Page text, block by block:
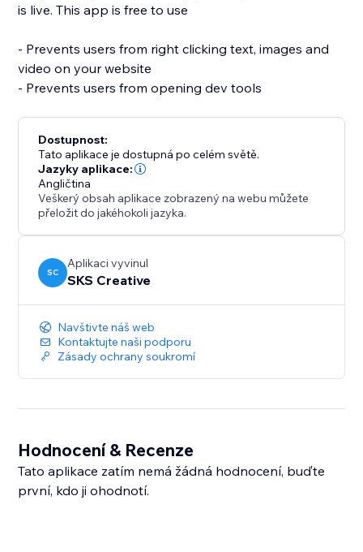
is live. This app is free to use
- Prevents users from right clicking text, images and
video on your website
- Prevents users from opening dev tools
Dostupnost:
Tato aplikace je dostupná po celém světě.
Jazyky aplikace:
Angličtina
Veškerý obsah aplikace zobrazený na webu můžete
přeložit do jakéhokoli jazyka.
SC
Aplikaci vyvinul
SKS Creative
Navštivte náš web
Kontaktujte naši podporu
Zásady ochrany soukromí
Hodnocení & Recenze
Tato aplikace zatím nemá žádná hodnocení, buďte
první, kdo ji ohodnotí.